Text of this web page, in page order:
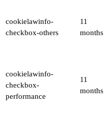
cookielawinfo-
checkbox-others
11
months
cookielawinfo-
checkbox-
performance
11
months